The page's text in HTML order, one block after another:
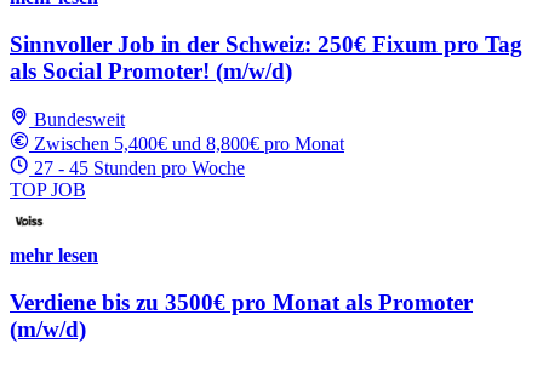
Sinnvoller Job in der Schweiz: 250€ Fixum pro Tag
als Social Promoter! (m/w/d)
Bundesweit
Zwischen 5,400€ und 8,800€ pro Monat
27 - 45 Stunden pro Woche
TOP JOB
mehr lesen
Verdiene bis zu 3500€ pro Monat als Promoter
(m/w/d)